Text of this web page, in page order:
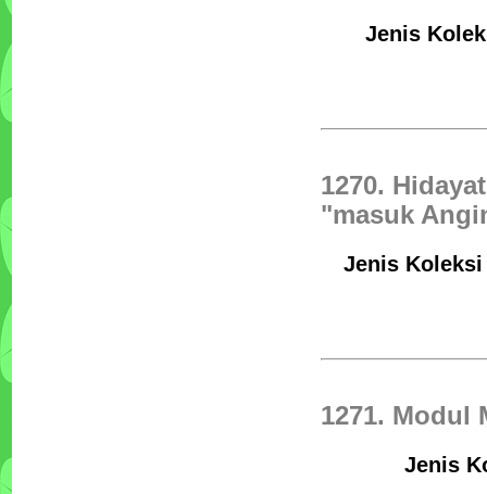
Jenis
1270.
"masuk
Jenis
1271. Modul
Jenis